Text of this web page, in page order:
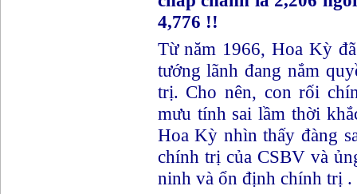
4,776 !!
Từ năm 1966, Hoa Kỳ
tướng lãnh đang nắm
trị. Cho nên, con rối
mưu tính sai lầm thời
Hoa Kỳ nhìn thấy đàng
chính trị của CSBV và
ninh và ổn định chính trị .